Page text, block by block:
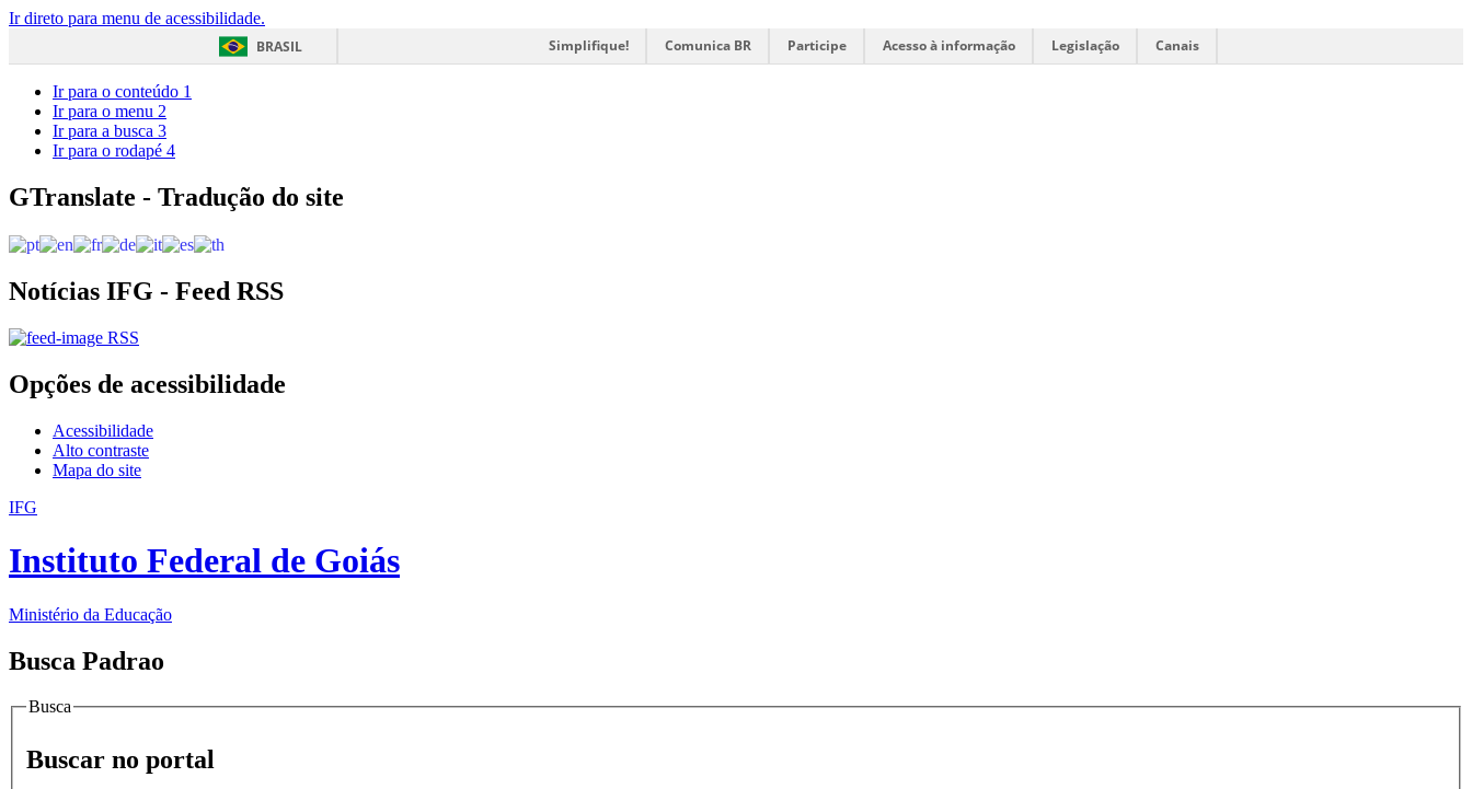
Ir direto para menu de acessibilidade.
BRASIL
Simplifique! Comunica BR Participe Acesso à informação Legislação Canais
Ir para o conteúdo 1
Ir para o menu 2
Ir para a busca 3
Ir para o rodapé 4
GTranslate - Tradução do site
Notícias IFG - Feed RSS
RSS
Opções de acessibilidade
Acessibilidade
Alto contraste
Mapa do site
IFG
Instituto Federal de Goiás
Ministério da Educação
Busca Padrao
Busca
Buscar no portal